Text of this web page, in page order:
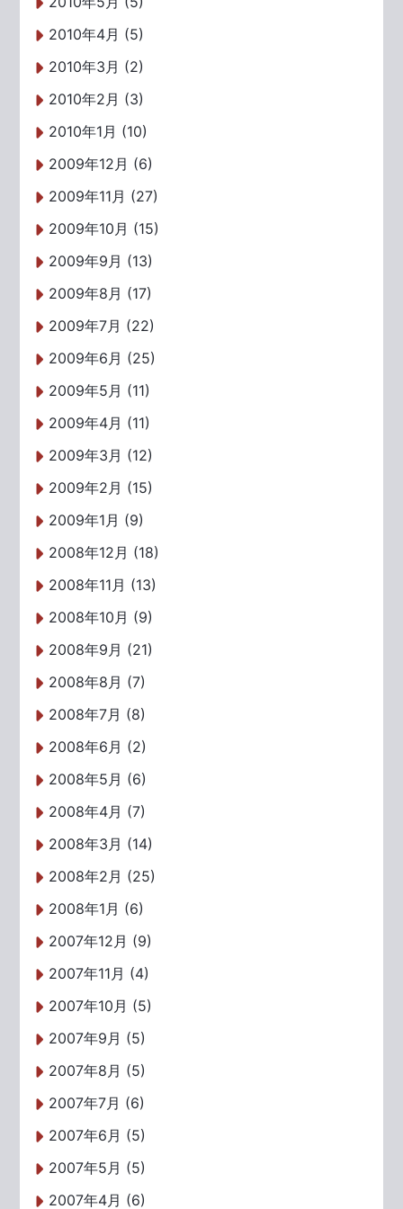
2010年4月 (5)
2010年3月 (2)
2010年2月 (3)
2010年1月 (10)
2009年12月 (6)
2009年11月 (27)
2009年10月 (15)
2009年9月 (13)
2009年8月 (17)
2009年7月 (22)
2009年6月 (25)
2009年5月 (11)
2009年4月 (11)
2009年3月 (12)
2009年2月 (15)
2009年1月 (9)
2008年12月 (18)
2008年11月 (13)
2008年10月 (9)
2008年9月 (21)
2008年8月 (7)
2008年7月 (8)
2008年6月 (2)
2008年5月 (6)
2008年4月 (7)
2008年3月 (14)
2008年2月 (25)
2008年1月 (6)
2007年12月 (9)
2007年11月 (4)
2007年10月 (5)
2007年9月 (5)
2007年8月 (5)
2007年7月 (6)
2007年6月 (5)
2007年5月 (5)
2007年4月 (6)